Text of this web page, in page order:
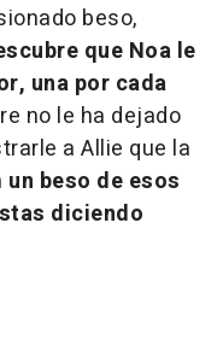
beso,
que Noa le
una por cada
no le ha dejado
a Allie que la
un beso de esos
diciendo